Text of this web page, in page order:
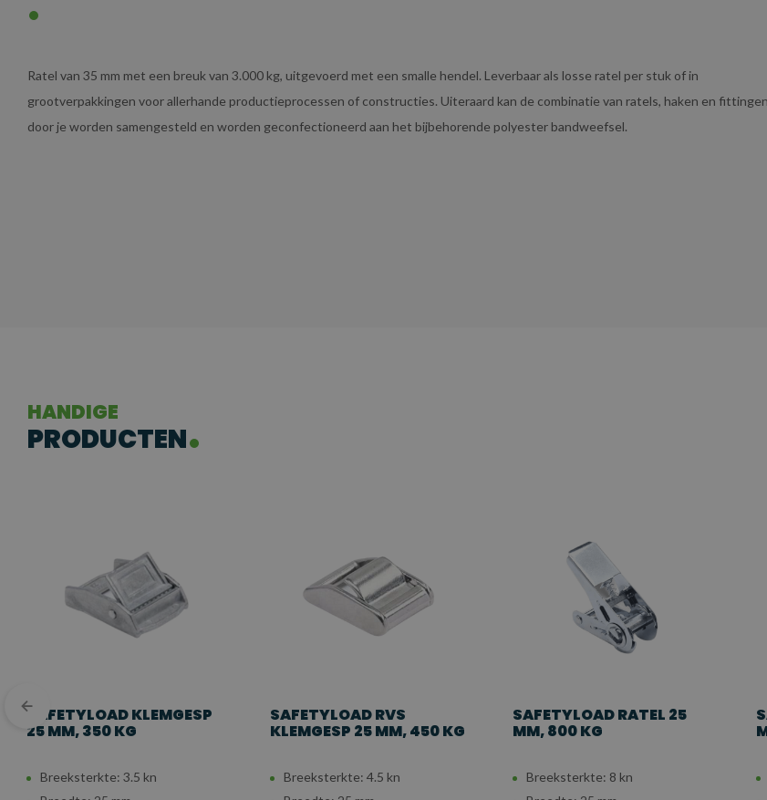
Ratel van 35 mm met een breuk van 3.000 kg, uitgevoerd met een smalle hendel. Leverbaar als losse ratel per stuk of in
grootverpakkingen voor allerhande productieprocessen of constructies. Uiteraard kan de combinatie van ratels, haken en fittingen
door je worden samengesteld en worden geconfectioneerd aan het bijbehorende polyester bandweefsel.
HANDIGE
PRODUCTEN
SAFETYLOAD KLEMGESP
25 MM, 350 KG
Breeksterkte: 3.5 kn
SAFETYLOAD RVS
KLEMGESP 25 MM, 450 KG
Breeksterkte: 4.5 kn
SAFETYLOAD RATEL 25
MM, 800 KG
Breeksterkte: 8 kn